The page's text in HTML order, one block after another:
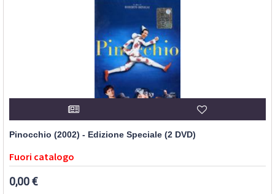
Pinocchio (2002) - Edizione Speciale (2 DVD)
Fuori catalogo
0,00 €